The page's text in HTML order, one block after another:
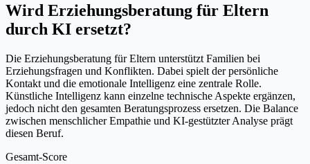
Wird Erziehungsberatung für Eltern
durch KI ersetzt?
Die Erziehungsberatung für Eltern unterstützt Familien bei
Erziehungsfragen und Konflikten. Dabei spielt der persönliche
Kontakt und die emotionale Intelligenz eine zentrale Rolle.
Künstliche Intelligenz kann einzelne technische Aspekte ergänzen,
jedoch nicht den gesamten Beratungsprozess ersetzen. Die Balance
zwischen menschlicher Empathie und KI-gestützter Analyse prägt
diesen Beruf.
Gesamt-Score